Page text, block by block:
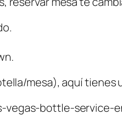
mesa), aquí tienes
vegas-bottle-service-